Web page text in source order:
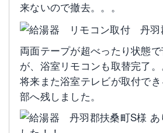
来ないので撤去。。。
両面テープが超べったり状態
が、浴室リモコンも取替完了。
将来また浴室テレビが取付で
部へ残しました。